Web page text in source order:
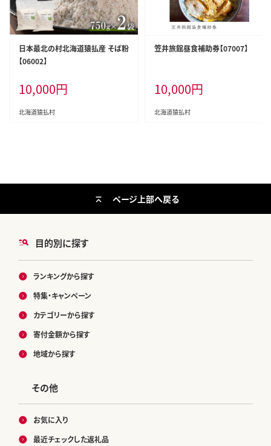
日本最北の村北海道猿払産 そば粉
【06002】
10,000円
北海道猿払村
笠井旅館昼食補助券【07007】
10,000円
北海道猿払村
目的別に探す
ランキングから探す
特集・キャンペーン
カテゴリーから探す
寄付金額から探す
地域から探す
その他
お気に入り
最近チェックした返礼品
ページ上部へ戻る